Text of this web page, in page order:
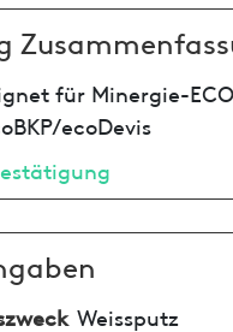
für Minergie-ECO,
ecoDevis
Weissputz